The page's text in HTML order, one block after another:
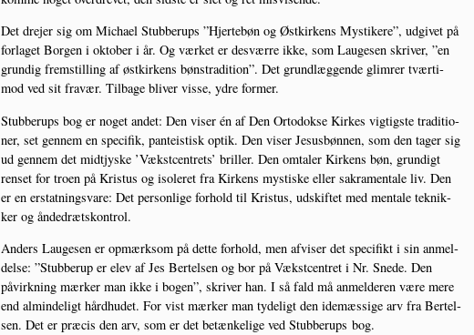
Det dre­jer sig om Micha­el Stub­be­rups ”Hjer­tebøn og Øst­kir­kens Mysti­ke­re”, udgi­vet på
for­la­get Bor­gen i okto­ber i år. Og vær­ket er desvær­re ikke, som Lau­ge­sen skri­ver, ”en
grun­dig frem­stil­ling af øst­kir­kens bøn­stra­di­tion”. Det grund­læg­gen­de glim­rer tvær­ti­
mod ved sit fra­vær. Til­ba­ge bli­ver vis­se, ydre former.
Stub­be­rups bog er noget andet: Den viser én af Den Orto­dok­se Kir­kes vig­tig­ste tra­di­tio­
ner, set gen­nem en spe­ci­fik, pan­tei­stisk optik. Den viser Jesus­bøn­nen, som den tager sig
ud gen­nem det midtjy­ske ’Vækst­cen­trets’ bril­ler. Den omta­ler Kir­kens bøn, grun­digt
ren­set for tro­en på Kristus og iso­le­ret fra Kir­kens mysti­ske eller sakra­men­tale liv. Den
er en erstat­nings­va­re: Det per­son­li­ge for­hold til Kristus, udskif­tet med men­tale tek­nik­
ker og åndedrætskontrol.
Anders Lau­ge­sen er opmærk­som på det­te for­hold, men afvi­ser det spe­ci­fikt i sin anmel­
del­se: ”Stub­be­rup er elev af Jes Ber­tel­sen og bor på Vækst­cen­tret i Nr. Sne­de. Den
påvirk­ning mær­ker man ikke i bogen”, skri­ver han. I så fald må anmel­de­ren være mere
end almin­de­ligt hård­hu­det. For vist mær­ker man tyde­ligt den ide­mæs­si­ge arv fra Ber­tel­
sen. Det er præ­cis den arv, som er det betæn­ke­li­ge ved Stub­be­rups bog.